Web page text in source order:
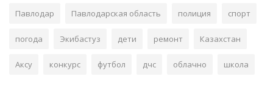
Павлодар Павлодарская область полиция спорт
погода Экибастуз дети ремонт Казахстан
Аксу конкурс футбол дчс облачно школа